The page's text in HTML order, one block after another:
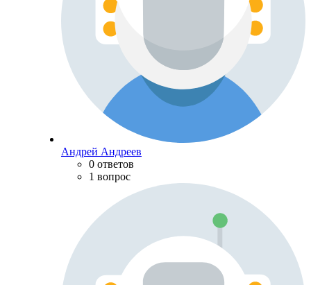
Андрей Андреев
0 ответов
1 вопрос